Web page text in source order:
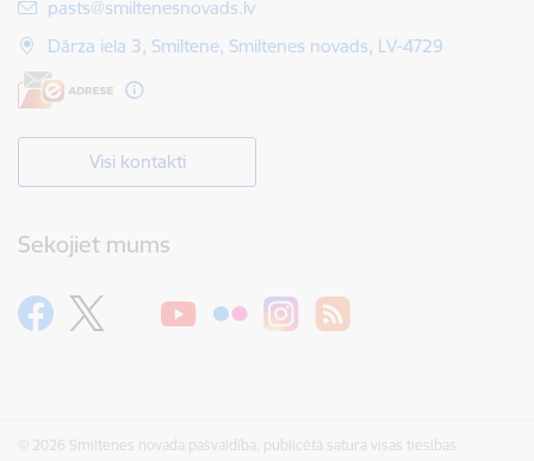
E-pasts:
pasts@smiltenesnovads.lv
Dārza iela 3, Smiltene, Smiltenes novads, LV-4729
Visi kontakti
Sekojiet mums
© 2026 Smiltenes novada pašvaldība, publicētā satura visas tiesības